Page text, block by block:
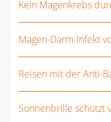
Kein Magenkrebs
Magen-Darm-Infekt
Reisen mit der Anti-
Sonnenbrille schützt